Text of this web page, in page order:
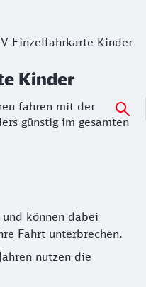
Kinder
Einzelfahrkarte Kinder
Kinder
fahren mit der
günstig im gesamten
können dabei
Fahrt unterbrechen.
nutzen die